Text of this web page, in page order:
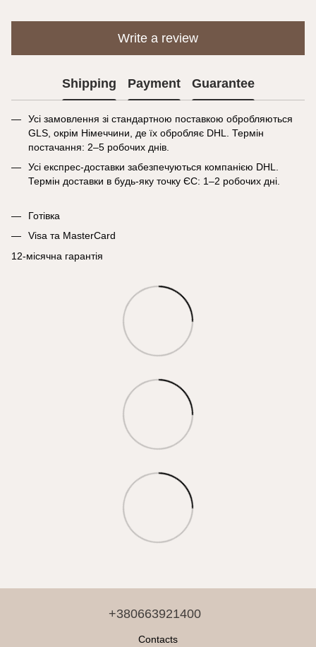
Write a review
Shipping Payment Guarantee
Усі замовлення зі стандартною поставкою обробляються
GLS, окрім Німеччини, де їх обробляє DHL. Термін
постачання: 2–5 робочих днів.
Усі експрес-доставки забезпечуються компанією DHL.
Термін доставки в будь-яку точку ЄС: 1–2 робочих дні.
Готівка
Visa та MasterCard
12-місячна гарантія
+380663921400
Contacts